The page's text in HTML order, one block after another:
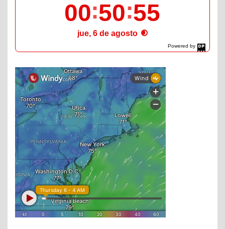
Powered by
DaysPedia.com
00 50 56
jue, 6 de agosto